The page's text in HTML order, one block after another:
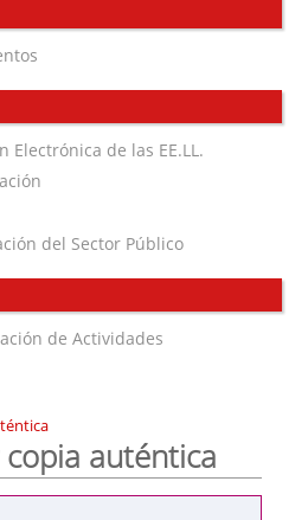
Electrónica de las EE.LL.
del Sector Público
de Actividades
auténtica